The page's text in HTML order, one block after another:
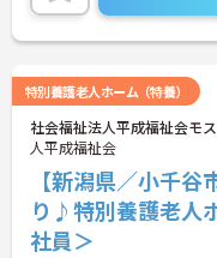
に詳細をご案内します
い！
特別養護老人ホーム（特養）
社会福祉法人平成福祉会モ
人平成福祉会
【新潟県／小千
り♪特別養護老人
社員＞